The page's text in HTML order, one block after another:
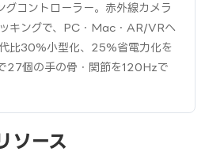
コントローラー。赤外線カメラ
キングで、PC・Mac・AR/VRヘ
比30%小型化、25%省電力化を
27個の手の骨・関節を120Hzで
ソース